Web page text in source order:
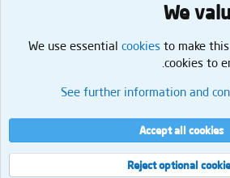
سياسة الخصوصية مساعدة الرئيسية
R
S
الإستعلامات 9 إجمالي الوقت
We
We use essential cookies to make
cookies to
See further information and
Accept all cookies
Reject optional